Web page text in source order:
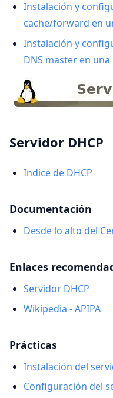
Instalación y
cache/forward en
Instalación y
DNS master en
Servidor DHCP
Indice de DHCP
Documentación
Desde lo alto del
Enlaces
Servidor DHCP
Wikipedia - APIPA
Prácticas
Instalación del
Configuración del